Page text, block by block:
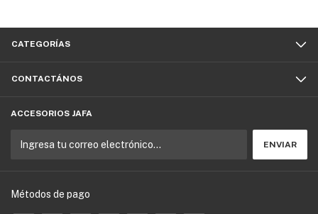
CATEGORÍAS
CONTACTÁNOS
ACCESORIOS JAFA
Métodos de pago